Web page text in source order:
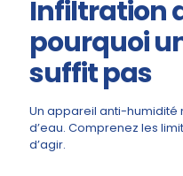
Infiltration
pourquoi
suffit pas
Un appareil anti-humidité
d’eau. Comprenez les
d’agir.